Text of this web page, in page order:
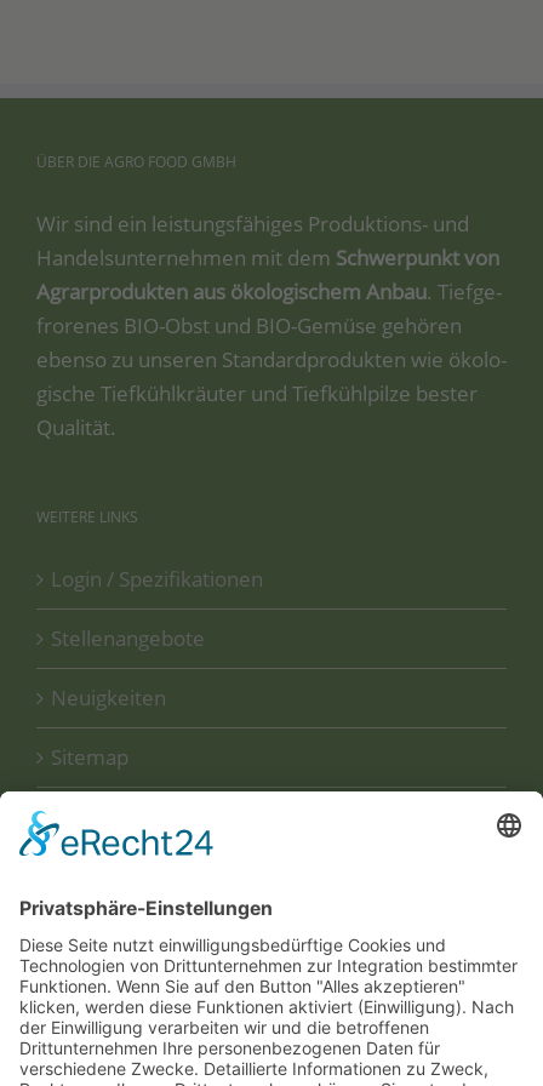
ÜBER DIE AGRO FOOD GMBH
Wir sind ein leis­tungs­fä­hi­ges Pro­duk­ti­ons- und
Han­dels­un­ter­neh­men mit dem Schwer­punkt von
Agrar­pro­duk­ten aus öko­lo­gi­schem Anbau. Tief­ge­
fro­re­nes BIO-Obst und BIO-Gemü­se gehö­ren
eben­so zu unse­ren Stan­dard­pro­duk­ten wie öko­lo­
gi­sche Tief­kühl­kräu­ter und Tief­kühl­pil­ze bes­ter
Qualität.
WEITERE LINKS
Login / Spezifikationen
Stellenangebote
Neuigkeiten
Sitemap
Disclaimer
UNSERE ZERTIFIKATE